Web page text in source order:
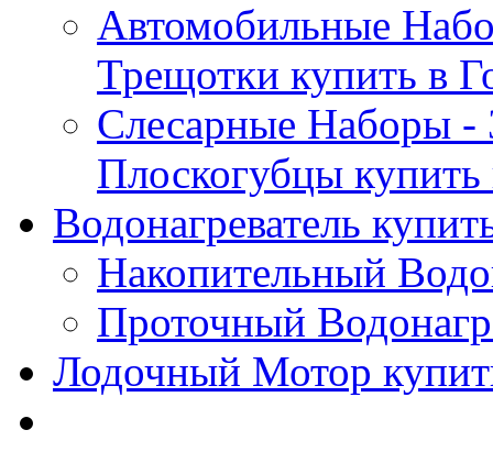
Автомобильные
Трещотки купить в
Слесарные Наборы
Плоскогубцы купить
Водонагреватель
Накопительный
Проточный
Лодочный Мотор